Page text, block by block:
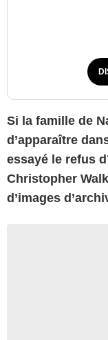
Si la famille de
d’apparaître
essayé le refus
Christopher
d’images